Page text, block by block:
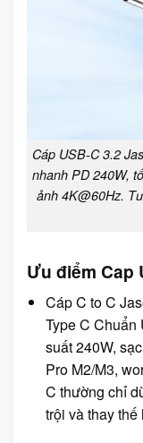
Cáp USB-C 3.2
nhanh PD 240W,
ảnh 4K@60Hz.
Ưu điểm Cap
Cáp C to C
Type C Chuẩn
suất 240W,
Pro M2/M3,
C thường chỉ
trội và thay